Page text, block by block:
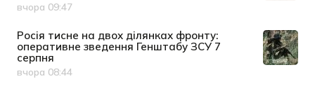
Дата публікації
вчора 09:47
Росія тисне на двох ділянках фронту:
оперативне зведення Генштабу ЗСУ 7
серпня
Дата публікації
вчора 08:44